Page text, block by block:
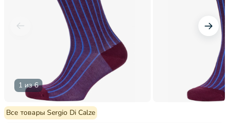
1 из 6
Все товары Sergio Di Calze